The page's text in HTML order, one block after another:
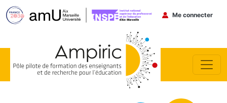
Menu du
Me connecter